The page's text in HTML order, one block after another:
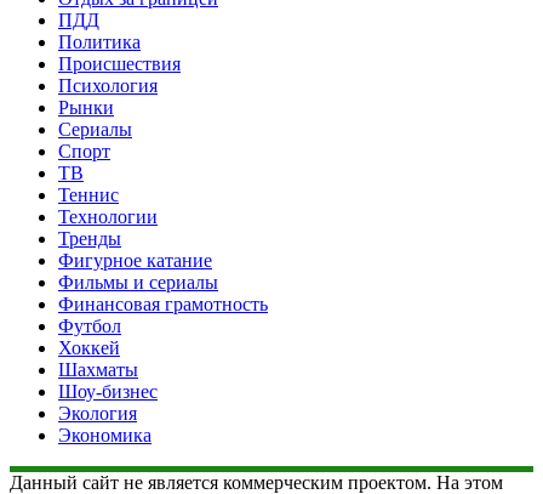
ПДД
Политика
Происшествия
Психология
Рынки
Сериалы
Спорт
ТВ
Теннис
Технологии
Тренды
Фигурное катание
Фильмы и сериалы
Финансовая грамотность
Футбол
Хоккей
Шахматы
Шоу-бизнес
Экология
Экономика
Данный сайт не является коммерческим проектом. На этом